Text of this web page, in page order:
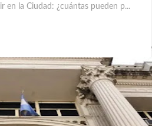
en la Ciudad: ¿cuántas pueden p...